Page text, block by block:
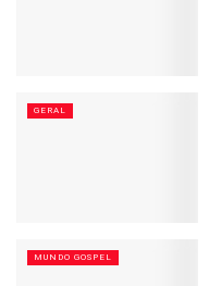
GERAL
MUNDO GOSPEL